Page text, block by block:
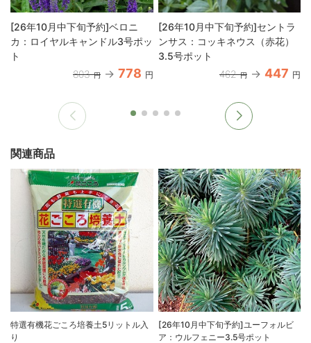
[26年10月中下旬予約]ベロニ
カ：ロイヤルキャンドル3号ポッ
ト
803 円 778 円
[26年10月中下旬予約]セントラ
ンサス：コッキネウス（赤花）
3.5号ポット
462 円 447 円
関連商品
特選有機花ごころ培養土5リットル入
り
[26年10月中下旬予約]ユーフォルビ
ア：ウルフェニー3.5号ポット